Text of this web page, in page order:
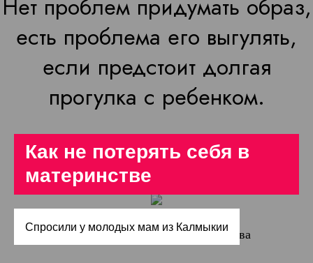
Как не потерять себя в
материнстве
Спросили у молодых мам из Калмыкии
Нет проблем придумать образ,
есть проблема его выгулять,
если предстоит долгая
прогулка с ребенком.
ФОТО: Instagram Деля Сератирова